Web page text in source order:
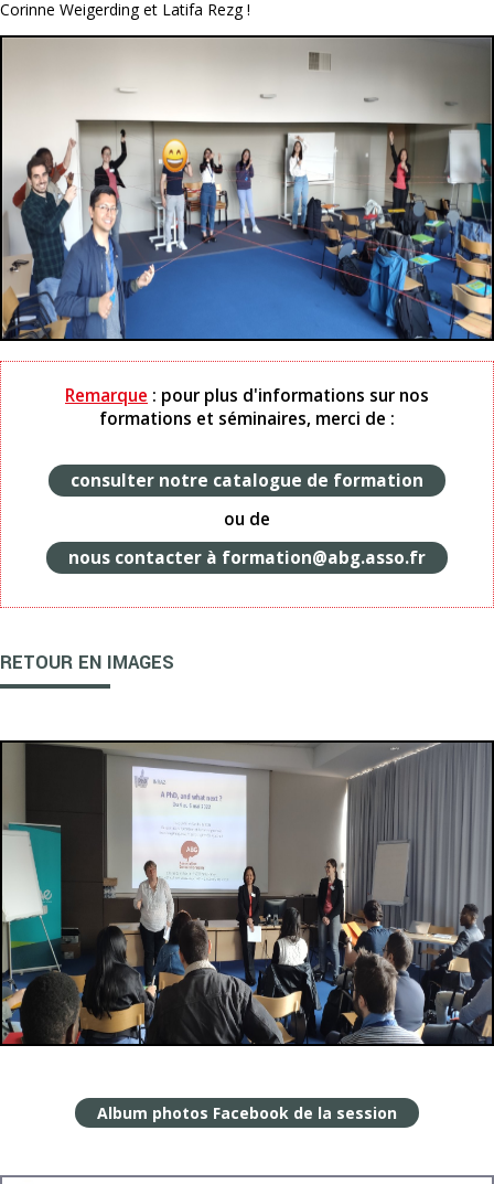
Corinne Weigerding et Latifa Rezg !
Remarque : pour plus d'informations sur nos
formations et séminaires, merci de :
consulter notre catalogue de formation
ou de
nous contacter à formation@abg.asso.fr
RETOUR EN IMAGES
Album photos Facebook de la session